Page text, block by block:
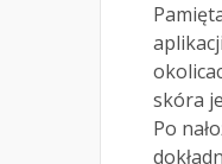
skóra
Po